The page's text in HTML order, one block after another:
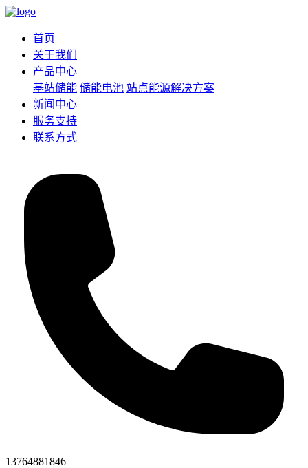
首页
关于我们
产品中心
基站储能 储能电池 站点能源解决方案
新闻中心
服务支持
联系方式
13764881846